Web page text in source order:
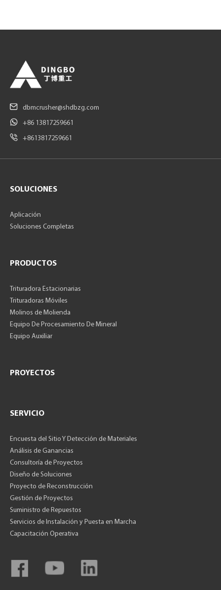
dbmcrusher@shdbzg.com
+86 13817259661
+8613817259661
SOLUCIONES
Aplicación
Soluciones Completas
PRODUCTOS
Trituradora Estacionarias
Trituradoras Móviles
Molinos de Molienda
Equipo De Procesamiento De Mineral
Equipo Auxiliar
PROYECTOS
SERVICIO
Encuesta del Sitio Y Detección de Materiales
Análisis de Ganancias
Consultoría de Proyectos
Diseño de Soluciones
Proyecto de Reconstrucción
Gestión de Proyectos
Suministro de Repuestos
Servicios de Instalación y Puesta en Marcha
Capacitación Operativa